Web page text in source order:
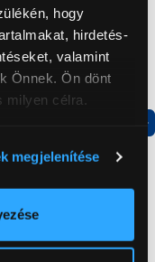
hogy
hirdetés-
valamint
Önnek. Ön dönt
milyen célra.
annak konkrét
megjelenítése
Pura 80 Pro